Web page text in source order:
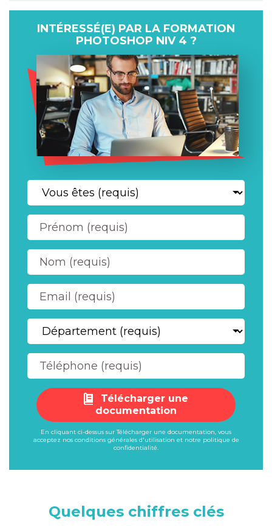
INTÉRESSÉ(E) PAR LA FORMATION
PHOTOSHOP NIV 4 ?
documentation
En cliquant ci-dessus sur Télécharger une documentation, vous
acceptez nos conditions générales d'utilisation et notre politique de
confidentialité.
Quelques chiffres clés